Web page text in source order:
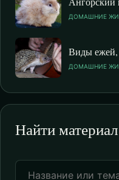
ДОМАШНИЕ
Виды ежей,
ДОМАШНИЕ
Найти материал